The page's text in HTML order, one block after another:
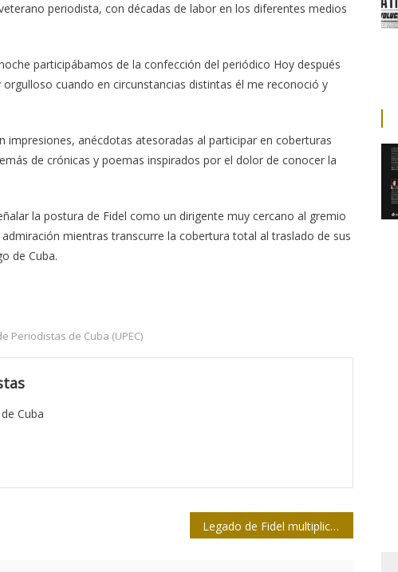
periodista, con décadas de labor en los diferentes medios
participábamos de la confección del periódico Hoy después
cuando en circunstancias distintas él me reconoció y
anécdotas atesoradas al participar en coberturas
de crónicas y poemas inspirados por el dolor de conocer la
la postura de Fidel como un dirigente muy cercano al gremio
mientras transcurre la cobertura total al traslado de sus
de Cuba.
Periodistas de Cuba (UPEC)
Cuba
Legado de Fidel multiplicado